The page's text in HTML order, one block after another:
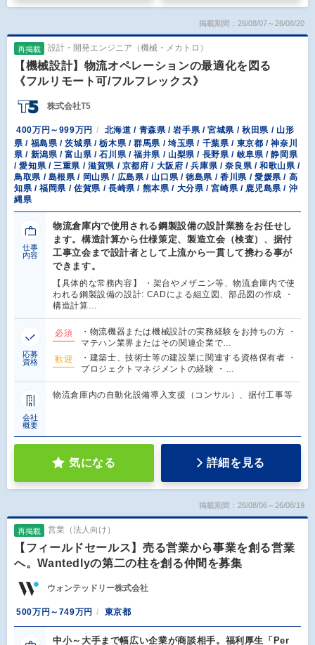
掲載期間：26/08/07～26/08/20
再掲載 設計・開発エンジニア（機械・メカトロ）
【機械設計】物流オペレーションの最適化を図る
《フルリモート可/フルフレックス》
株式会社T5
400万円～999万円
北海道 / 青森県 / 岩手県 / 宮城県 / 秋田県 / 山形
県 / 福島県 / 茨城県 / 栃木県 / 群馬県 / 埼玉県 / 千葉県 / 東京都 / 神奈川
県 / 新潟県 / 富山県 / 石川県 / 福井県 / 山梨県 / 長野県 / 岐阜県 / 静岡県
/ 愛知県 / 三重県 / 滋賀県 / 京都府 / 大阪府 / 兵庫県 / 奈良県 / 和歌山県 /
鳥取県 / 島根県 / 岡山県 / 広島県 / 山口県 / 徳島県 / 香川県 / 愛媛県 / 高
知県 / 福岡県 / 佐賀県 / 長崎県 / 熊本県 / 大分県 / 宮崎県 / 鹿児島県 / 沖
縄県
仕事
内容
物流倉庫内で使用される鋼製設備の設計業務をお任せし
ます。構造計算から仕様策定、製造立会（検査）、据付
工事立会まで設計者として上流から一貫して携わる事が
できます。
【具体的な常務内容】 ・架台やメザニン等、物流倉庫内で使
われる鋼製設備の設計: CADによる組立図、部品図の作成 ・
構造計算…
応募
資格
必須
・物流機器または機械設計の実務経験をお持ちの方 ・
マテハン業界またはその関連企業で…
歓迎
・建築士、技術士等の建設業に関連する資格保有者 ・
プロジェクトマネジメントの経験 ・…
会社
概要
物流倉庫内の自動化設備導入支援（コンサル）、据付工事等
気になる 詳細を見る
掲載期間：26/08/06～26/08/19
再掲載 営業（法人向け）
【フィールドセールス】売る営業から事業を創る営業
へ。Wantedlyの第二の柱を創る仲間を募集
ウォンテッドリー株式会社
500万円～749万円 東京都
中小～大手まで幅広い企業が商談相手。福利厚生「Per